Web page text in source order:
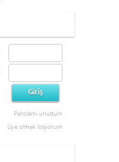
Parolamı unuttum
Üye olmak istiyorum